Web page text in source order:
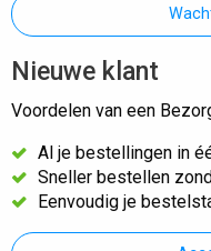
Nieuwe klant
Voordelen van een
Al je bestellingen in
Sneller bestellen
Eenvoudig je